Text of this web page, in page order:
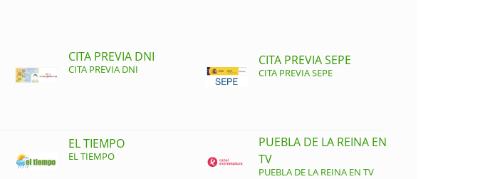
CITA PREVIA DNI
CITA PREVIA DNI
CITA PREVIA SEPE
CITA PREVIA SEPE
EL TIEMPO
EL TIEMPO
PUEBLA DE LA REINA EN
TV
PUEBLA DE LA REINA EN TV